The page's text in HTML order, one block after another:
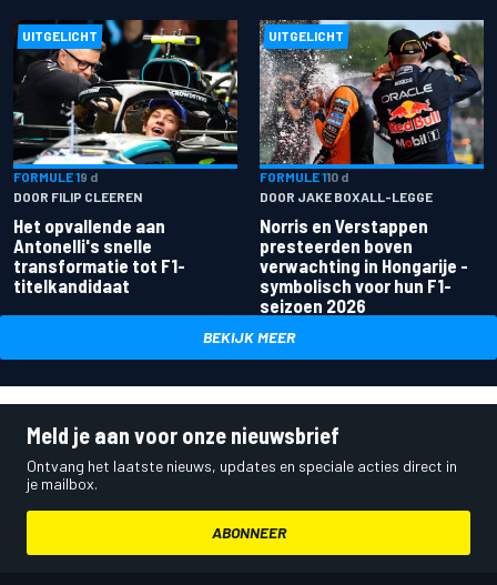
UITGELICHT
FORMULE 19 d
DOOR FILIP CLEEREN
Het opvallende aan
Antonelli's snelle
transformatie tot F1-
titelkandidaat
UITGELICHT
FORMULE 110 d
DOOR JAKE BOXALL-LEGGE
Norris en Verstappen
presteerden boven
verwachting in Hongarije -
symbolisch voor hun F1-
seizoen 2026
BEKIJK MEER
Meld je aan voor onze nieuwsbrief
Ontvang het laatste nieuws, updates en speciale acties direct in
je mailbox.
ABONNEER